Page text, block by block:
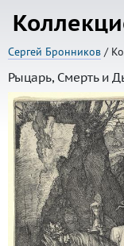
Сергей Бронников /
Рыцарь, Смерть и